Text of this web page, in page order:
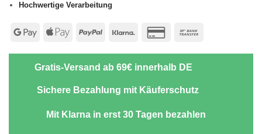
Hochwertige Verarbeitung
Google Apple
PayPal Klarna
Credit
Gratis-Versand ab 69€ innerhalb DE
Sichere Bezahlung mit Käuferschutz
Mit Klarna in erst 30 Tagen bezahlen